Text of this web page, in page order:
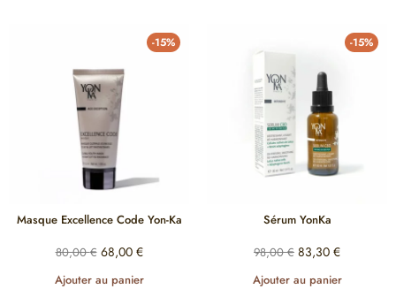
-15%
Masque Excellence Code Yon-Ka
80,00€ 68,00 €
Ajouter au panier
-15%
Sérum YonKa
98,00€ 83,30 €
Ajouter au panier